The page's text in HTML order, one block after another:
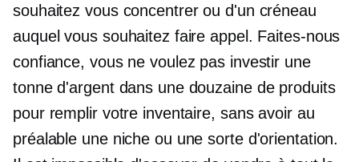
souhaitez vous concentrer ou d'un créneau
auquel vous souhaitez faire appel. Faites-nous
confiance, vous ne voulez pas investir une
tonne d'argent dans une douzaine de produits
pour remplir votre inventaire, sans avoir au
préalable une niche ou une sorte d'orientation.